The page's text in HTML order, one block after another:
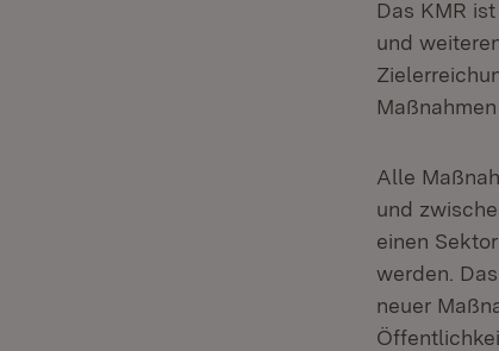
Das KMR
und
Alle
und
einen
werden.
neuer